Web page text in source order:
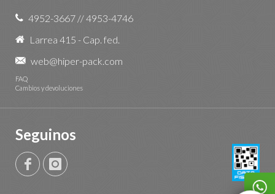
4952-3667 //4953-4746
Larrea 415 - Cap. fed.
web@hiper-pack.com
FAQ
Cambios y devoluciones
Seguinos